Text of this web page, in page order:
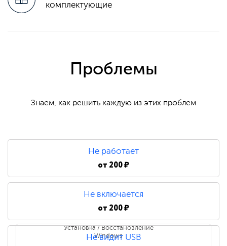
комплектующие
Проблемы
Знаем, как решить каждую из этих проблем
Не работает
от 200 ₽
Не включается
от 200 ₽
Установка / Восстановление
Windows
Не видит USB